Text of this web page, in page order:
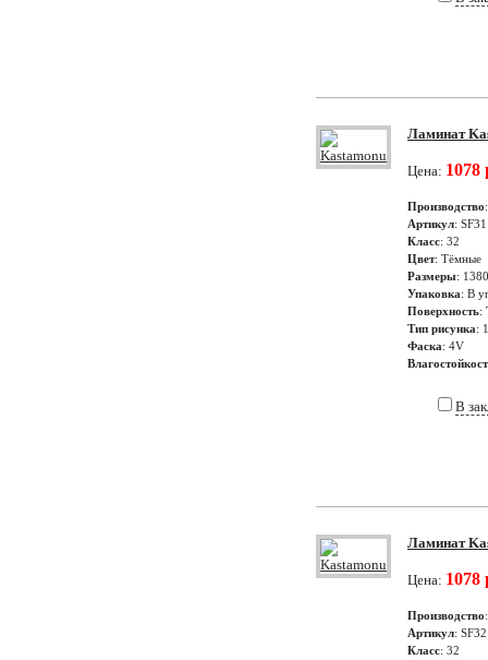
Ламинат
Цена: 1078
Производство
Артикул: SF31
Класс: 32
Цвет: Тёмные
Размеры:
Упаковка: В
Поверхность:
Тип рисунка:
Фаска: 4V
В
Ламинат
Цена: 1078
Производство
Артикул: SF32
Класс: 32